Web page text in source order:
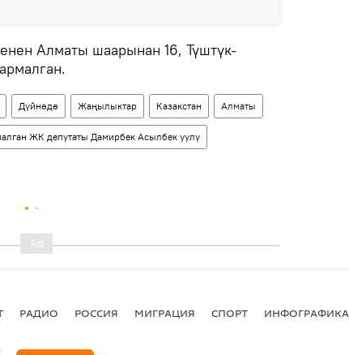
Алматы шаарынан 16, Түштүк-
Дүйнөдө Жаңылыктар Казакстан Алматы
ЖК депутаты Дамирбек Асылбек уулу
РАДИО РОССИЯ МИГРАЦИЯ СПОРТ ИНФОГРАФИКА